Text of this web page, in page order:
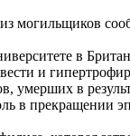
в
и
в
в прекращении